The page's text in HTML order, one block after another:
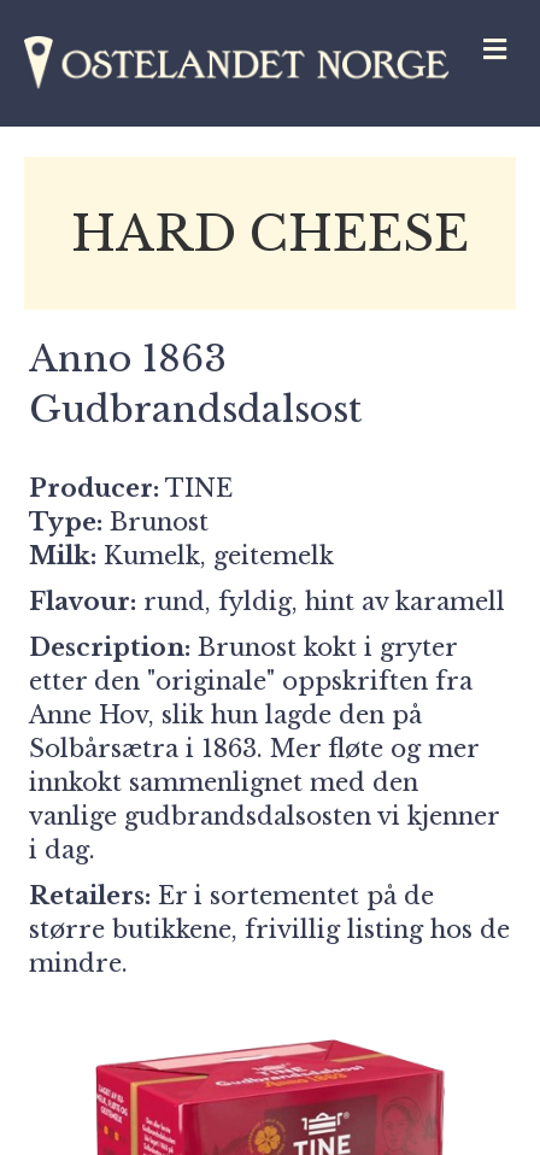
HARD CHEESE
Anno 1863
Gudbrandsdalsost
Producer: TINE
Type: Brunost
Milk: Kumelk, geitemelk
Flavour: rund, fyldig, hint av karamell
Description: Brunost kokt i gryter
etter den "originale" oppskriften fra
Anne Hov, slik hun lagde den på
Solbårsætra i 1863. Mer fløte og mer
innkokt sammenlignet med den
vanlige gudbrandsdalsosten vi kjenner
i dag.
Retailers: Er i sortementet på de
større butikkene, frivillig listing hos de
mindre.